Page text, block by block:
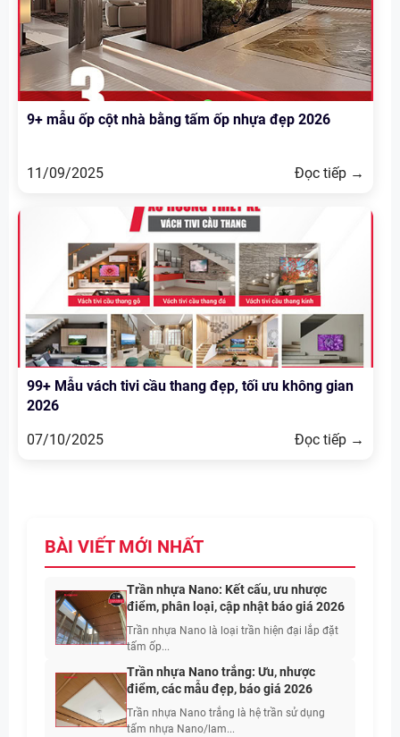
9+ mẫu ốp cột nhà bằng tấm ốp nhựa đẹp 2026
11/09/2025 Đọc tiếp →
99+ Mẫu vách tivi cầu thang đẹp, tối ưu không gian
2026
07/10/2025
Đọc tiếp →
BÀI VIẾT MỚI NHẤT
Trần nhựa Nano: Kết cấu, ưu nhược
điểm, phân loại, cập nhật báo giá 2026
Trần nhựa Nano là loại trần hiện đại lắp đặt
tấm ốp...
Trần nhựa Nano trắng: Ưu, nhược
điểm, các mẫu đẹp, báo giá 2026
Trần nhựa Nano trắng là hệ trần sử dụng
tấm nhựa Nano/lam...